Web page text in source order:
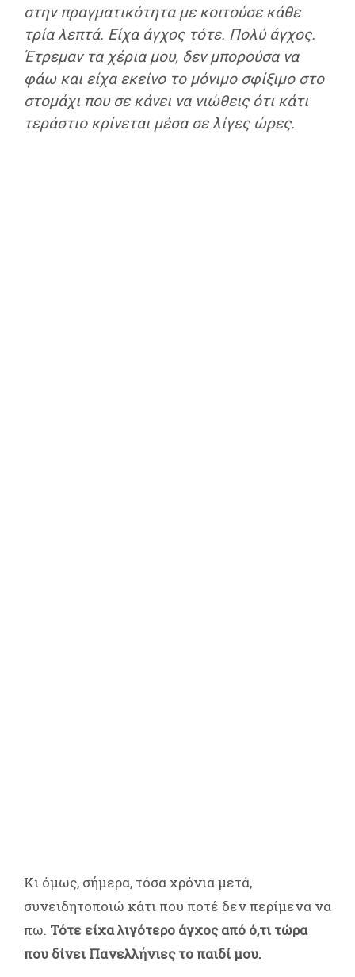
στην πραγματικότητα με κοιτούσε κάθε
τρία λεπτά. Είχα άγχος τότε. Πολύ άγχος.
Έτρεμαν τα χέρια μου, δεν μπορούσα να
φάω και είχα εκείνο το μόνιμο σφίξιμο στο
στομάχι που σε κάνει να νιώθεις ότι κάτι
τεράστιο κρίνεται μέσα σε λίγες ώρες.
Κι όμως, σήμερα, τόσα χρόνια μετά,
συνειδητοποιώ κάτι που ποτέ δεν περίμενα να
πω. Τότε είχα λιγότερο άγχος από ό,τι τώρα
που δίνει Πανελλήνιες το παιδί μου.